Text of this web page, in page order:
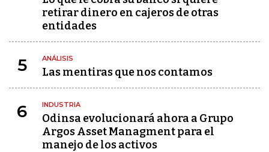
retirar dinero en cajeros de otras
entidades
5 ANÁLISIS
Las mentiras que nos contamos
6 INDUSTRIA
Odinsa evolucionará ahora a Grupo
Argos Asset Managment para el
manejo de los activos